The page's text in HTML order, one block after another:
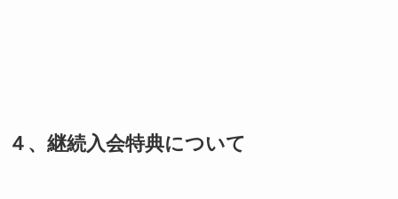
４、継続入会特典について